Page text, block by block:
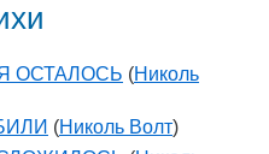
ОСТАЛОСЬ (Николь
(Николь Волт)